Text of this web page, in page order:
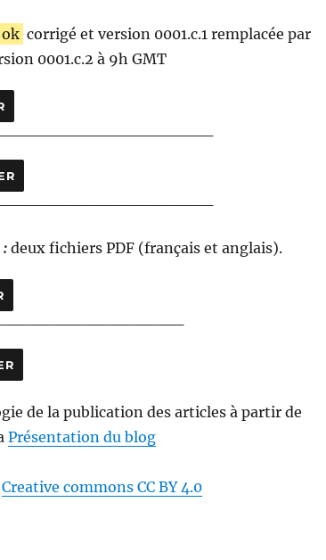
corrigé et version 0001.c.1 remplacée par
0001.c.2 à 9h GMT
deux fichiers PDF (français et anglais).
de la publication des articles à partir de
Présentation du blog
Creative commons CC BY 4.0